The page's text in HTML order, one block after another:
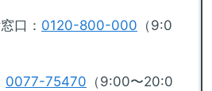
口： 0120-800-000 （9:0
0077-75470 （9:00〜20:0